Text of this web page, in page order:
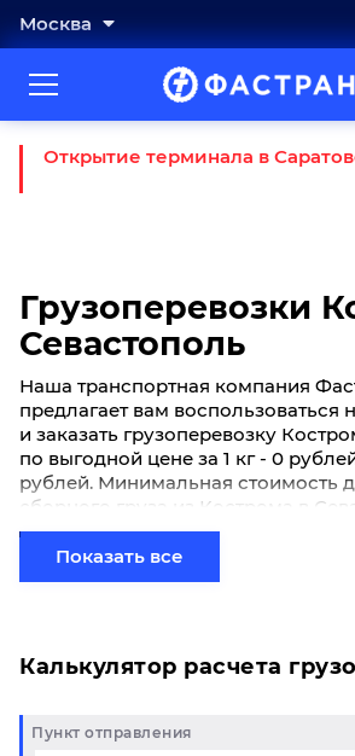
Москва
Открытие терминала в
Грузоперевозки
Севастополь
Наша транспортная компания
предлагает вам
и заказать грузоперевозку
по выгодной цене за 1 кг - 0
рублей. Минимальная стоимость
сборного груза из Кострома в
начинается от 0 рублей. Если вы
свой груз сборной партией по
в Севастополь и у вас возникли
Показать все
Калькулятор расчета
Пункт отправления